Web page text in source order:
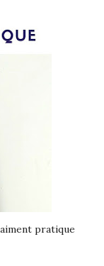
pratique